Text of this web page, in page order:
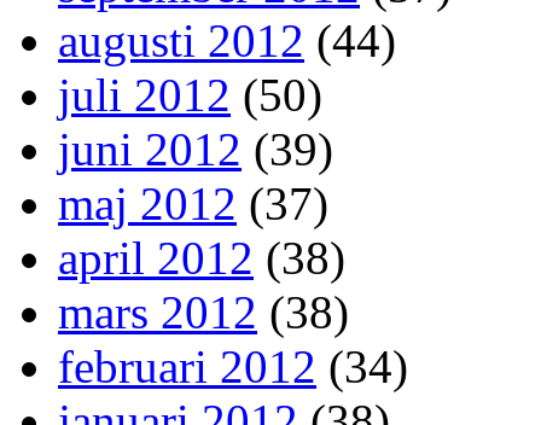
augusti 2012 (44)
juli 2012 (50)
juni 2012 (39)
maj 2012 (37)
april 2012 (38)
mars 2012 (38)
februari 2012 (34)